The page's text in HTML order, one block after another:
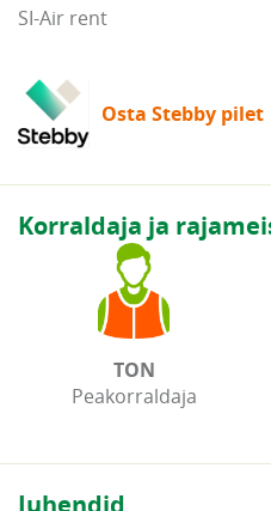
SI-Air rent
Osta Stebby pilet
Korraldaja ja
TON
Peakorraldaja
Juhendid